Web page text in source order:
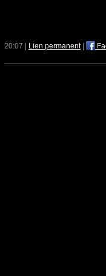
20:07 | Lien permanent|